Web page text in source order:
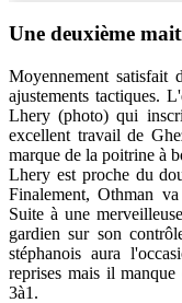
Une deuxième
Moyennement satisfait
ajustements tactiques.
Lhery (photo) qui
excellent travail de
marque de la poitrine à
Lhery est proche du
Finalement, Othman
Suite à une
gardien sur son
stéphanois aura
reprises mais il
3à1.